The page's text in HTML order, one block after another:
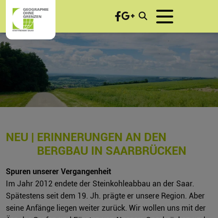
NEU | ERINNERUNGEN AN DEN
BERGBAU IN SAARBRÜCKEN
Spuren unserer Vergangenheit
Im Jahr 2012 endete der Steinkohleabbau an der Saar.
Spätestens seit dem 19. Jh. prägte er unsere Region. Aber
seine Anfänge liegen weiter zurück. Wir wollen uns mit der